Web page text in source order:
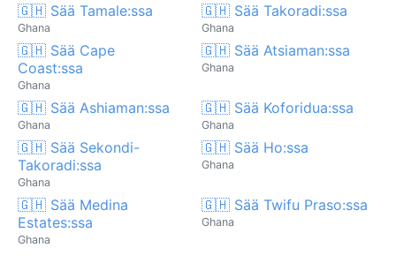
🇬🇭 Sää Tamale:ssa
Ghana
🇬🇭 Sää Takoradi:ssa
Ghana
🇬🇭 Sää Cape
Coast:ssa
Ghana
🇬🇭 Sää Atsiaman:ssa
Ghana
🇬🇭 Sää Ashiaman:ssa
Ghana
🇬🇭 Sää Koforidua:ssa
Ghana
🇬🇭 Sää Sekondi-
Takoradi:ssa
Ghana
🇬🇭 Sää Ho:ssa
Ghana
🇬🇭 Sää Medina
Estates:ssa
Ghana
🇬🇭 Sää Twifu Praso:ssa
Ghana